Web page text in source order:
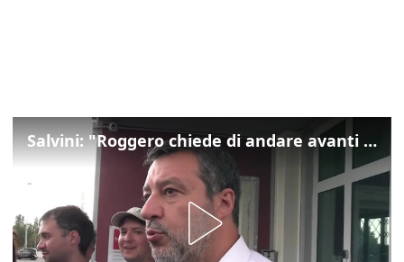
Salvini: "Roggero chiede di andare avanti su norma anti-risarcimenti"